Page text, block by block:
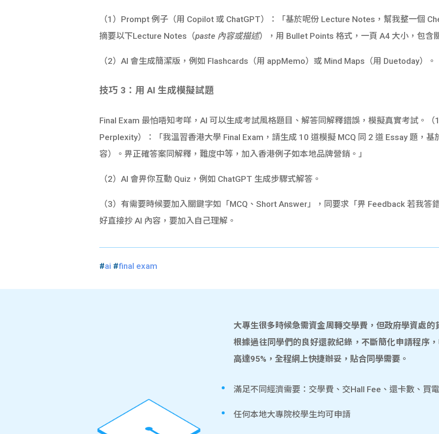
（1）Prompt 例子（用 Copilot 或 ChatGPT）：「基於呢份 Lecture Notes，幫我整一個
摘要以下Lecture Notes（paste 內容或描述），用 Bullet Points 格式，一頁 A4 大小，包含
（2）AI 會生成簡潔版，例如 Flashcards（用 appMemo）或 Mind Maps（用 Duetoday）。
技巧 3：用 AI 生成模擬試題
Final Exam 最怕唔知考咩，AI 可以生成考試風格題目、解答同解釋錯誤，模擬真實考試。
Perplexity）：「我溫習香港大學 Final Exam，請生成 10 道模擬 MCQ 同 2 道 Essay 題，
容）。畀正確答案同解釋，難度中等，加入香港例子如本地品牌營銷。」
（2）AI 會畀你互動 Quiz，例如 ChatGPT 生成步驟式解答。
（3）有需要時候要加入關鍵字如「MCQ、Short Answer」，同要求「畀 Feedback 若我答
好直接抄 AI 內容，要加入自己理解。
#ai #final exam
大專生很多時候急需資金周轉交學費，但政府學資處
根據過往同學們的良好還款紀錄，不斷簡化申請程序
高達95%，全程網上快捷辦妥，貼合同學需要。
滿足不同經濟需要：交學費、交Hall Fee、還卡數、買
任何本地大專院校學生均可申請